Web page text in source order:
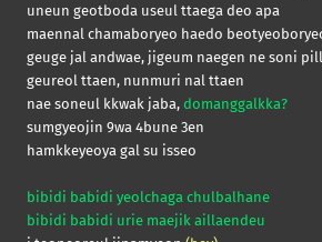
uneun geotboda useul ttaega deo apa
maennal chamaboryeo haedo
geuge jal andwae, jigeum naegen ne soni
geureol ttaen, nunmuri nal ttaen
nae soneul kkwak jaba, domanggalkka?
sumgyeojin 9wa 4bune 3en
hamkkeyeoya gal su isseo
bibidi babidi yeolchaga chulbalhane
bibidi babidi urie maejik aillaendeu